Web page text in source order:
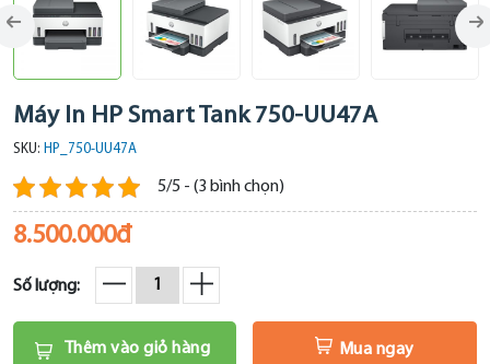
Máy In HP Smart Tank 750-UU47A
SKU: HP_750-UU47A
5/5 - (3 bình chọn)
8.500.000đ
Số lượng:
Thêm vào giỏ hàng Mua ngay